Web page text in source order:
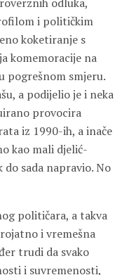
i političkim
koketiranje s
komemoracije na
pogrešnom smjeru.
a podijelio je i neka
provocira
iz 1990-ih, a inače
kao mali djelić-
sada napravio. No
političara, a takva
i vremešna
trudi da svako
i suvremenosti,